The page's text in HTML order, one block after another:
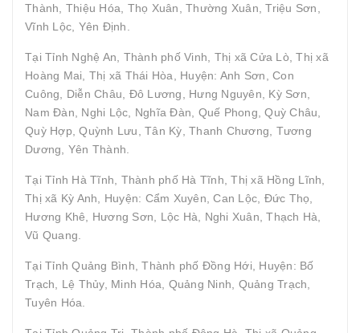
Thành, Thiệu Hóa, Thọ Xuân, Thường Xuân, Triệu Sơn,
Vĩnh Lộc, Yên Định.
Tại Tỉnh Nghệ An, Thành phố Vinh, Thị xã Cửa Lò, Thị xã
Hoàng Mai, Thị xã Thái Hòa, Huyện: Anh Sơn, Con
Cuông, Diễn Châu, Đô Lương, Hưng Nguyên, Kỳ Sơn,
Nam Đàn, Nghi Lộc, Nghĩa Đàn, Quế Phong, Quỳ Châu,
Quỳ Hợp, Quỳnh Lưu, Tân Kỳ, Thanh Chương, Tương
Dương, Yên Thành.
Tại Tỉnh Hà Tĩnh, Thành phố Hà Tĩnh, Thị xã Hồng Lĩnh,
Thị xã Kỳ Anh, Huyện: Cẩm Xuyên, Can Lộc, Đức Thọ,
Hương Khê, Hương Sơn, Lộc Hà, Nghi Xuân, Thạch Hà,
Vũ Quang.
Tại Tỉnh Quảng Bình, Thành phố Đồng Hới, Huyện: Bố
Trạch, Lệ Thủy, Minh Hóa, Quảng Ninh, Quảng Trạch,
Tuyên Hóa.